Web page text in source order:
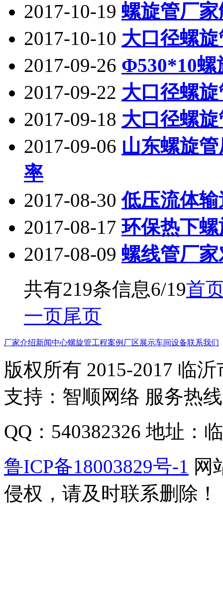
2017-10-19 螺旋管厂
2017-10-10 大口径螺
2017-09-26 Φ530*10螺
2017-09-22 大口径螺
2017-09-18 大口径螺
2017-09-06 山东螺旋
率
2017-08-30 低压流体
2017-08-17 环保热下
2017-08-09 螺线管厂
共有219条信息6/19首
一页尾页
厂家介绍新闻中心螺旋管工程案例 厂区展示车间设备联系我们
版权所有 2015-2017 临
支持：智顺网络 服务热
QQ：540382326 地址：
鲁ICP备18003829号-1 网
侵权，请及时联系删除！